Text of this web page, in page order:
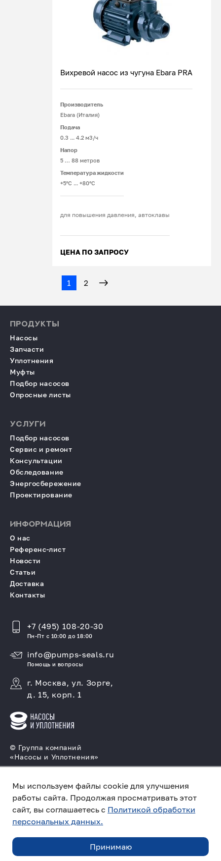
Мы используем файлы cookie для улучшения
работы сайта. Продолжая просматривать этот
сайт, вы соглашаетесь с Политикой обработки
персональных данных.
Принимаю
Вихревой насос из чугуна Ebara PRA
Производитель
Ebara (Италия)
Подача
0.3 ... 4.2 м3/ч
Напор
5 … 88 метров
Температура жидкости
+5°С ... +80°С
для повышения давления, автоклавы
ЦЕНА ПО ЗАПРОСУ
1 2
© Группа компаний
«Насосы и Уплотнения»
торцовых уплотнений
Политика конфиденциальности
Создано в компании
продвигать и продавать
ПРОДУКТЫ
Насосы
Запчасти
Уплотнения
Муфты
Подбор насосов
Опросные листы
УСЛУГИ
Подбор насосов
Сервис и ремонт
Консультации
Обследование
Энергосбережение
Проектирование
ИНФОРМАЦИЯ
О нас
Референс-лист
Новости
Статьи
Доставка
Контакты
+7 (495) 108-20-30
Пн-Пт с 10:00 до 18:00
info@pumps-seals.ru
Помощь и вопросы
г. Москва, ул. Зорге,
д. 15, корп. 1